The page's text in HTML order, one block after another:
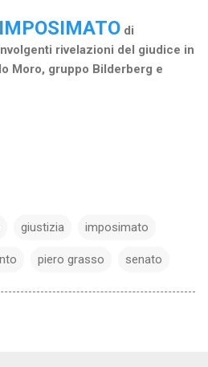
di
rivelazioni del giudice in
Moro, gruppo Bilderberg e
giustizia imposimato
piero grasso senato